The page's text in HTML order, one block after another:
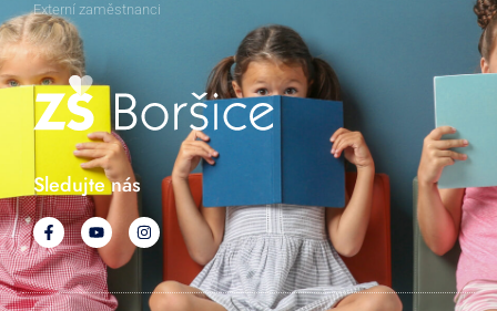
Externí zaměstnanci
Sledujte nás